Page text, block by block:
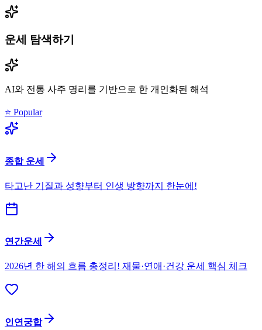
운세 탐색하기
AI와 전통 사주 명리를 기반으로 한 개인화된 해석
⭐ Popular
종합 운세
타고난 기질과 성향부터 인생 방향까지 한눈에!
연간운세
2026년 한 해의 흐름 총정리! 재물·연애·건강 운세 핵심 체크
인연궁합